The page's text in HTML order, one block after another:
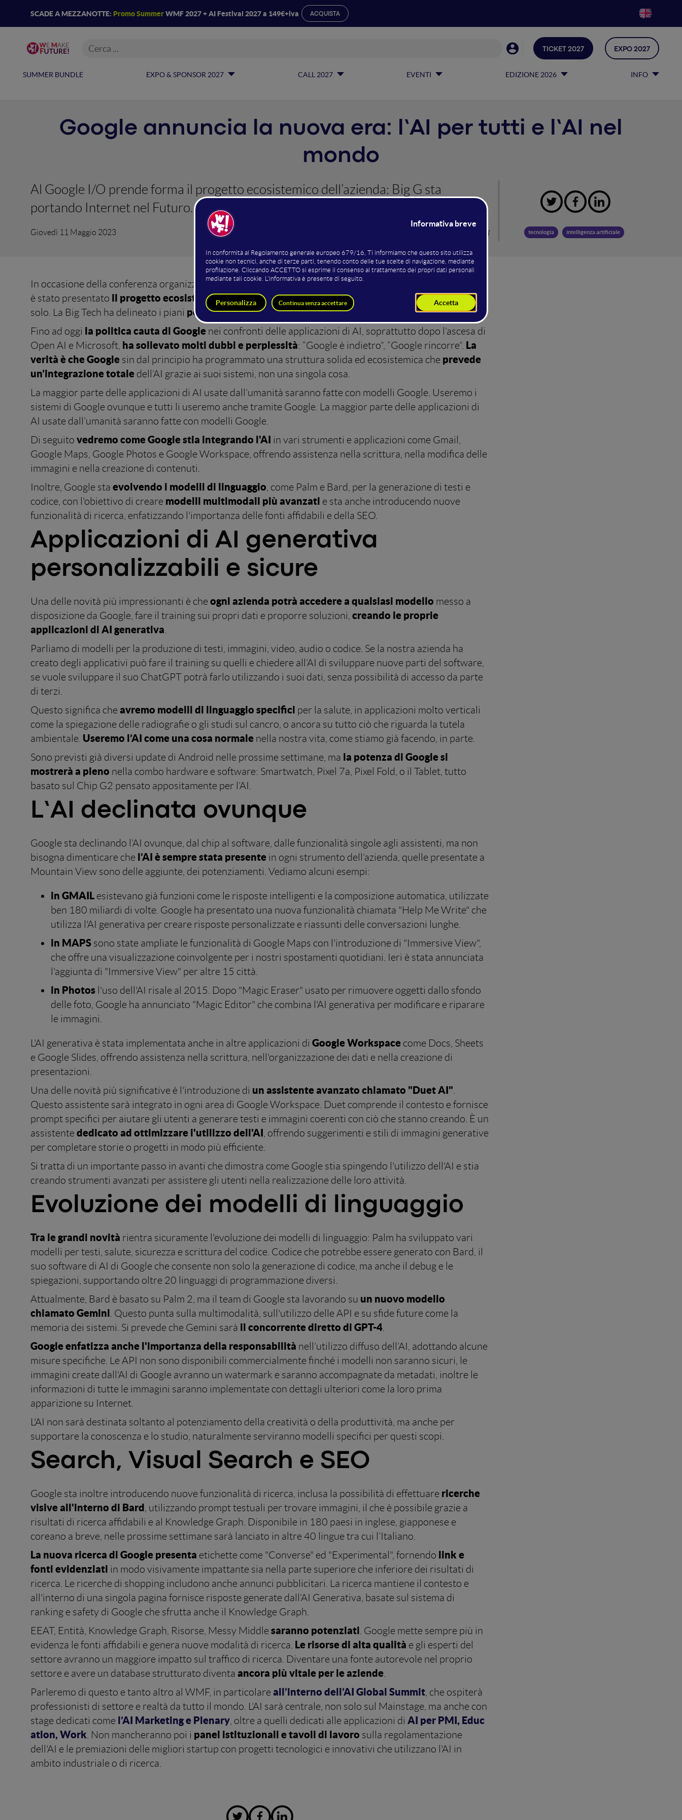
SCADE A MEZZANOTTE: Promo SummerWMF 2027 + AI Festival 2027 a 149€+iva ACQUISTA
SUMMER BUNDLE EXPO & SPONSOR 2027 CALL 2027 EVENTI EDIZIONE 2026 INFO
TICKET 2027 EXPO 2027
Google annuncia la nuova era: l’AI per tutti e l’AI nel
mondo
Al Google I/O prende forma il progetto ecosistemico dell’azienda: Big G sta
portando Internet nel Futuro. Anzi, non solo Internet, il Mondo intero.
Giovedì 11 Maggio 2023 Giorgio Taverniti tecnologia intelligenza artificiale
In occasione della conferenza organizzata annualmente da Google a Mountain View, svoltasi il 10 maggio,
è stato presentato il progetto ecosistemico di Big G: l’AI Generativa al centro del dibattito certo, ma non
solo. La Big Tech ha delineato i piani per declinare l’AI ovunque.
Fino ad oggi la politica cauta di Google nei confronti delle applicazioni di AI, soprattutto dopo l’ascesa di
Open AI e Microsoft, ha sollevato molti dubbi e perplessità: “Google è indietro”, “Google rincorre”. La
verità è che Google sin dal principio ha programmato una struttura solida ed ecosistemica che prevede
un’integrazione totale dell’AI grazie ai suoi sistemi, non una singola cosa.
La maggior parte delle applicazioni di AI usate dall’umanità saranno fatte con modelli Google. Useremo i
sistemi di Google ovunque e tutti li useremo anche tramite Google. La maggior parte delle applicazioni di
AI usate dall’umanità saranno fatte con modelli Google.
Di seguito vedremo come Google stia integrando l'AI in vari strumenti e applicazioni come Gmail,
Google Maps, Google Photos e Google Workspace, offrendo assistenza nella scrittura, nella modifica delle
immagini e nella creazione di contenuti.
Inoltre, Google sta evolvendo i modelli di linguaggio , come Palm e Bard, per la generazione di testi e
codice, con l'obiettivo di creare modelli multimodali più avanzati e sta anche introducendo nuove
funzionalità di ricerca, enfatizzando l'importanza delle fonti affidabili e della SEO.
Applicazioni di AI generativa
personalizzabili e sicure
Una delle novità più impressionanti è cheogni azienda potrà accedere a qualsiasi modello messo a
disposizione da Google, fare il training sui propri dati e proporre soluzioni, creando le proprie
applicazioni di AI generativa
Parliamo di modelli per la produzione di testi, immagini, video, audio o codice. Se la nostra azienda ha
creato degli applicativi può fare il training su quelli e chiedere all’AI di sviluppare nuove parti del software,
se vuole sviluppare il suo ChatGPT potrà farlo utilizzando i suoi dati, senza possibilità di accesso da parte
di terzi.
Questo significa cheavremo modelli di linguaggio specifici per la salute, in applicazioni molto verticali
come la spiegazione delle radiografie o gli studi sul cancro, o ancora su tutto ciò che riguarda la tutela
ambientale. Useremo l’AI come una cosa normale nella nostra vita, come stiamo già facendo, in parte.
Sono previsti già diversi update di Android nelle prossime settimane, ma la potenza di Google si
mostrerà a pieno nella combo hardware e software: Smartwatch, Pixel 7a, Pixel Fold, o il Tablet, tutto
basato sul Chip G2 pensato appositamente per l’AI.
L’AI declinata ovunque
Google sta declinando l’AI ovunque, dal chip al software, dalle funzionalità singole agli assistenti, ma non
bisogna dimenticare che l’AI è sempre stata presente in ogni strumento dell’azienda, quelle presentate a
Mountain View sono delle aggiunte, dei potenziamenti. Vediamo alcuni esempi:
in GMAIL esistevano già funzioni come le risposte intelligenti e la composizione automatica, utilizzate
ben 180 miliardi di volte. Google ha presentato una nuova funzionalità chiamata "Help Me Write" che
utilizza l'AI generativa per creare risposte personalizzate e riassunti delle conversazioni lunghe.
in MAPS sono state ampliate le funzionalità di Google Maps con l'introduzione di "Immersive View",
che offre una visualizzazione coinvolgente per i nostri spostamenti quotidiani. Ieri è stata annunciata
l'aggiunta di "Immersive View" per altre 15 città.
in Photos l'uso dell'AI risale al 2015. Dopo "Magic Eraser" usato per rimuovere oggetti dallo sfondo
delle foto, Google ha annunciato "Magic Editor" che combina l'AI generativa per modificare e riparare
le immagini.
L'AI generativa è stata implementata anche in altre applicazioni di Google Workspace come Docs, Sheets
e Google Slides, offrendo assistenza nella scrittura, nell'organizzazione dei dati e nella creazione di
presentazioni.
Una delle novità più significative è l'introduzione di un assistente avanzato chiamato "Duet AI"
Questo assistente sarà integrato in ogni area di Google Workspace. Duet comprende il contesto e fornisce
prompt specifici per aiutare gli utenti a generare testi e immagini coerenti con ciò che stanno creando. È un
assistentededicato ad ottimizzare l'utilizzo dell'AI , offrendo suggerimenti e stili di immagini generative
per completare storie o progetti in modo più efficiente.
Si tratta di un importante passo in avanti che dimostra come Google stia spingendo l'utilizzo dell'AI e stia
creando strumenti avanzati per assistere gli utenti nella realizzazione delle loro attività.
Evoluzione dei modelli di linguaggio
Tra le grandi novità rientra sicuramente l'evoluzione dei modelli di linguaggio: Palm ha sviluppato vari
modelli per testi, salute, sicurezza e scrittura del codice. Codice che potrebbe essere generato con Bard, il
suo software di AI di Google che consente non solo la generazione di codice, ma anche il debug e le
spiegazioni, supportando oltre 20 linguaggi di programmazione diversi.
Attualmente, Bard è basato su Palm 2, ma il team di Google sta lavorando su un nuovo modello
chiamato Gemini . Questo punta sulla multimodalità, sull'utilizzo delle API e su sfide future come la
memoria dei sistemi. Si prevede che Gemini sarà il concorrente diretto di GPT-4
Google enfatizza anche l'importanza della responsabilità nell’utilizzo diffuso dell’AI, adottando alcune
misure specifiche. Le API non sono disponibili commercialmente finché i modelli non saranno sicuri, le
immagini create dall'AI di Google avranno un watermark e saranno accompagnate da metadati, inoltre le
informazioni di tutte le immagini saranno implementate con dettagli ulteriori come la loro prima
apparizione su Internet.
L'AI non sarà destinata soltanto al potenziamento della creatività o della produttività, ma anche per
supportare la conoscenza e lo studio, naturalmente serviranno modelli specifici per questi scopi.
Search, Visual Search e SEO
Google sta inoltre introducendo nuove funzionalità di ricerca, inclusa la possibilità di effettuare ricerche
visive all'interno di Bard , utilizzando prompt testuali per trovare immagini, il che è possibile grazie a
risultati di ricerca affidabili e al Knowledge Graph. Disponibile in 180 paesi in inglese, giapponese e
coreano a breve, nelle prossime settimane sarà lanciato in altre 40 lingue tra cui l’Italiano.
La nuova ricerca di Google presenta etichette come "Converse" ed "Experimental", fornendo link e
fonti evidenziati in modo visivamente impattante sia nella parte superiore che inferiore dei risultati di
ricerca. Le ricerche di shopping includono anche annunci pubblicitari. La ricerca mantiene il contesto e
all'interno di una singola pagina fornisce risposte generate dall’AI Generativa, basate sul sistema di
ranking e safety di Google che sfrutta anche il Knowledge Graph.
EEAT, Entità, Knowledge Graph, Risorse, Messy Middlesaranno potenziati . Google mette sempre più in
evidenza le fonti affidabili e genera nuove modalità di ricerca. Le risorse di alta qualità e gli esperti del
settore avranno un maggiore impatto sul traffico di ricerca. Diventare una fonte autorevole nel proprio
settore e avere un database strutturato diventa ancora più vitale per le aziende
Parleremo di questo e tanto altro al WMF, in particolareall’interno dell’AI Global Summit , che ospiterà
professionisti di settore e realtà da tutto il mondo. L’AI sarà centrale, non solo sul Mainstage, ma anche con
stage dedicati come l’AI Marketing e Plenary oltre a quelli dedicati alle applicazioni di AI per PMI, Educ
ation, Work . Non mancheranno poi i panel istituzionali e tavoli di lavoro sulla regolamentazione
dell'AI e le premiazioni delle migliori startup con progetti tecnologici e innovativi che utilizzano l'AI in
ambito industriale o di ricerca.